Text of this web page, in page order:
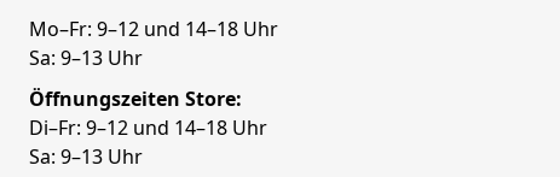
Mo–Fr: 9–12 und 14–18 Uhr
Sa: 9–13 Uhr
Öffnungszeiten Store:
Di–Fr: 9–12 und 14–18 Uhr
Sa: 9–13 Uhr